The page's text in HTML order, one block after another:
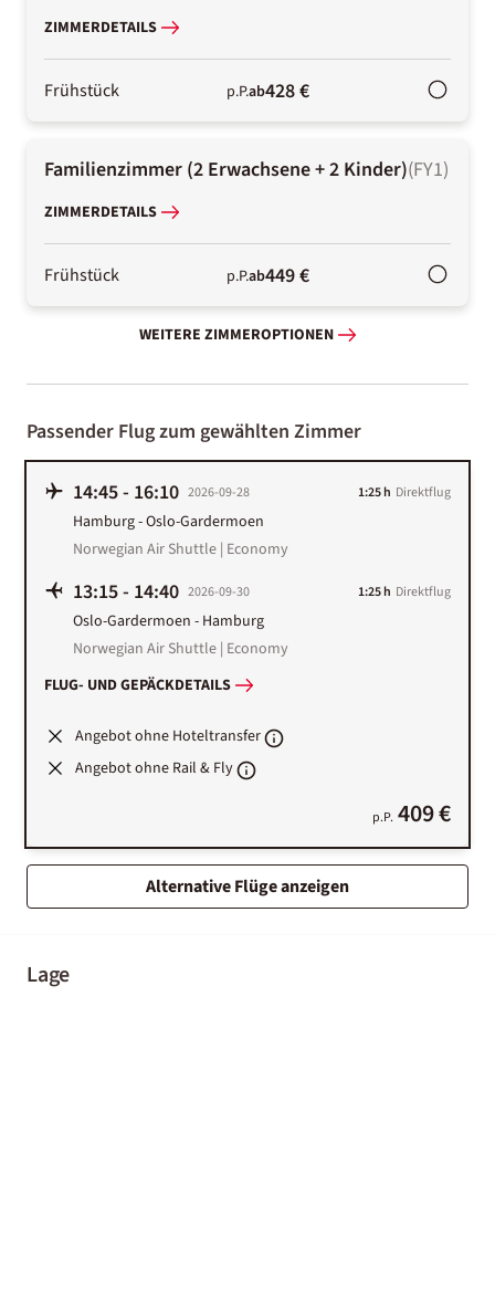
ZIMMERDETAILS
Frühstück p.P.ab428 €
Familienzimmer (2 Erwachsene + 2 Kinder)(FY1)
ZIMMERDETAILS
Frühstück p.P.ab449 €
WEITERE ZIMMEROPTIONEN
Passender Flug zum gewählten Zimmer
14:45- 16:10 2026-09-28 1:25 h Direktflug
Hamburg-Oslo-Gardermoen
Norwegian Air Shuttle | Economy
13:15- 14:40 2026-09-30 1:25 h Direktflug
Oslo-Gardermoen - Hamburg
Norwegian Air Shuttle | Economy
FLUG- UND GEPÄCKDETAILS
Angebot ohne Hoteltransfer
Angebot ohne Rail & Fly
p.P. 409 €
Alternative Flüge anzeigen
Lage